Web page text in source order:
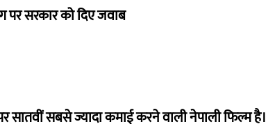
पर सरकार को दिए जवाब
सबसे ज्यादा कमाई करने वाली नेपाली फिल्म है।